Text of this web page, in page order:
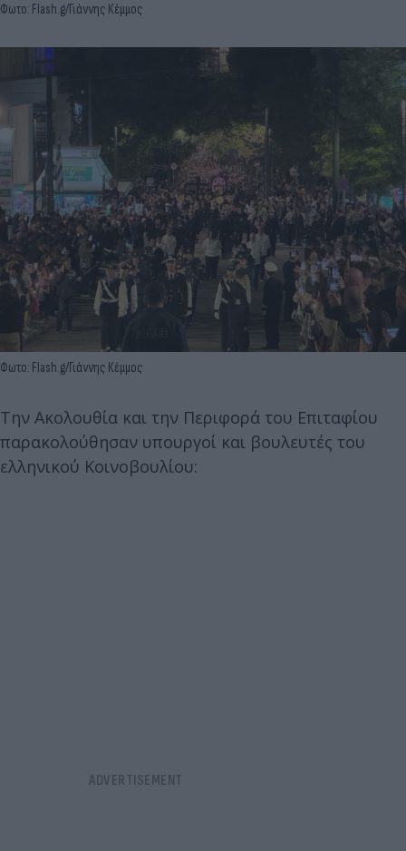
Φωτο: Flash.g/Γιάννης Κέμμος
Φωτο: Flash.g/Γιάννης Κέμμος
Την Ακολουθία και την Περιφορά του Επιταφίου
παρακολούθησαν υπουργοί και βουλευτές του
ελληνικού Κοινοβουλίου: